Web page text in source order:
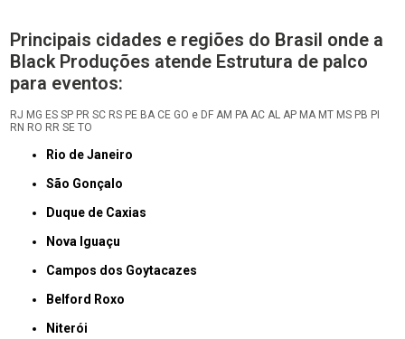
Principais cidades e regiões do Brasil onde a
Black Produções atende Estrutura de palco
para eventos:
RJ MG ES SP PR SC RS PE BA CE GO e DF AM PA AC AL AP MA MT MS PB PI
RN RO RR SE TO
Rio de Janeiro
São Gonçalo
Duque de Caxias
Nova Iguaçu
Campos dos Goytacazes
Belford Roxo
Niterói